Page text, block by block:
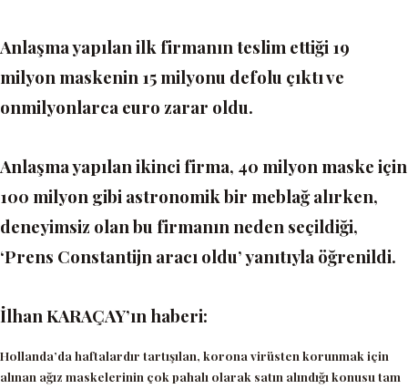
Anlaşma yapılan ilk firmanın teslim ettiği 19
milyon maskenin 15 milyonu defolu çıktı ve
onmilyonlarca euro zarar oldu.
Anlaşma yapılan ikinci firma, 40 milyon maske için
100 milyon gibi astronomik bir meblağ alırken,
deneyimsiz olan bu firmanın neden seçildiği,
‘Prens Constantijn aracı oldu’ yanıtıyla öğrenildi.
İlhan KARAÇAY’ın haberi:
Hollanda’da haftalardır tartışılan, korona virüsten korunmak için
alınan ağız maskelerinin çok pahalı olarak satın alındığı konusu tam